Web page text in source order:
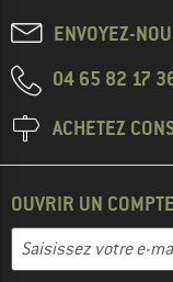
ENVOYEZ-
04 65 82 17
ACHETEZ
OUVRIR UN
Adresse e-mail
Entrez votre